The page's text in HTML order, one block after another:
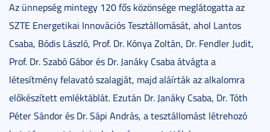
Az ünnepség mintegy 120 fős közönsége meglátogatta az
SZTE Energetikai Innovációs Tesztállomását, ahol Lantos
Csaba, Bódis László, Prof. Dr. Kónya Zoltán, Dr. Fendler Judit,
Prof. Dr. Szabó Gábor és Dr. Janáky Csaba átvágta a
létesítmény felavató szalagját, majd aláírták az alkalomra
előkészített emléktáblát. Ezután Dr. Janáky Csaba, Dr. Tóth
Péter Sándor és Dr. Sápi András, a tesztállomást létrehozó